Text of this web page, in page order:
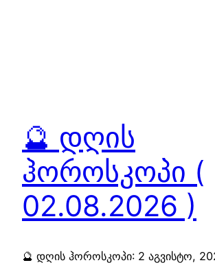
🔮 დღის
ჰოროსკოპი (
02.08.2026 )
🔮 დღის ჰოროსკოპი: 2 აგვისტო,